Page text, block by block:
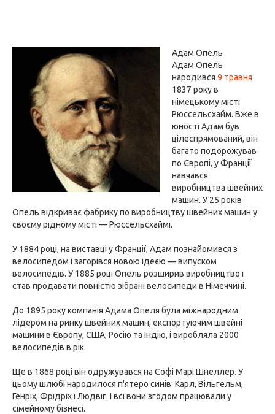
Адам Опель
Адам Опель
народився 9 травня
1837 року в
німецькому місті
Рюссельсхайм. Вже в
юності Адам був
цілеспрямований, він
багато подорожував
по Європі, у Франції
навчався
виробництва швейних
машин. У 25 років
Опель відкриває фабрику по виробництву швейних машин у
своєму рідному місті — Рюссельсхаймі.
У 1884 році, на виставці у Франції, Адам познайомився з
велосипедом і загорівся новою ідеєю — випуском
велосипедів. У 1885 році Опель розширив виробництво і
став продавати повністю зібрані велосипеди в Німеччині.
До 1895 року компанія Адама Опеля була міжнародним
лідером на ринку швейних машин, експортуючим швейні
машини в Європу, США, Росію та Індію, і виробляла 2000
велосипедів в рік.
Ще в 1868 році він одружувався на Софі Марі Шнеллер. У
цьому шлюбі народилося п'ятеро синів: Карл, Вільгельм,
Генріх, Фрідріх і Людвіг. І всі вони згодом працювали у
сімейному бізнесі.